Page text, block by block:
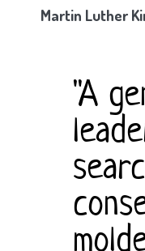
Martin Luther
"A